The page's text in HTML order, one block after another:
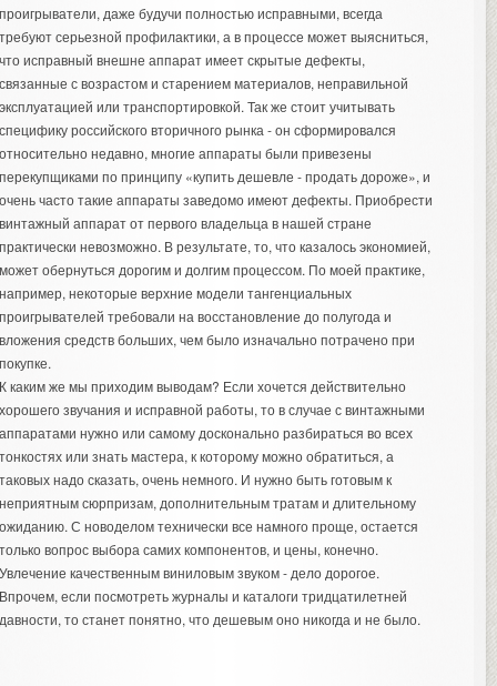
даже будучи полностью исправными, всегда
серьезной профилактики, а в процессе может выясниться,
исправный внешне аппарат имеет скрытые дефекты,
с возрастом и старением материалов, неправильной
или транспортировкой. Так же стоит учитывать
российского вторичного рынка - он сформировался
недавно, многие аппараты были привезены
по принципу «купить дешевле - продать дороже», и
часто такие аппараты заведомо имеют дефекты. Приобрести
аппарат от первого владельца в нашей стране
невозможно. В результате, то, что казалось экономией,
обернуться дорогим и долгим процессом. По моей практике,
некоторые верхние модели тангенциальных
требовали на восстановление до полугода и
средств больших, чем было изначально потрачено при
каким же мы приходим выводам? Если хочется действительно
звучания и исправной работы, то в случае с винтажными
нужно или самому досконально разбираться во всех
или знать мастера, к которому можно обратиться, а
надо сказать, очень немного. И нужно быть готовым к
сюрпризам, дополнительным тратам и длительному
С новоделом технически все намного проще, остается
вопрос выбора самих компонентов, и цены, конечно.
качественным виниловым звуком - дело дорогое.
если посмотреть журналы и каталоги тридцатилетней
то станет понятно, что дешевым оно никогда и не было.